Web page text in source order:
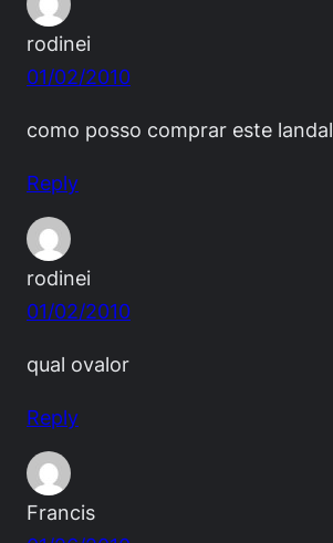
rodinei
01/02/2010
como posso comprar este landal
Reply
rodinei
01/02/2010
qual ovalor
Reply
Francis